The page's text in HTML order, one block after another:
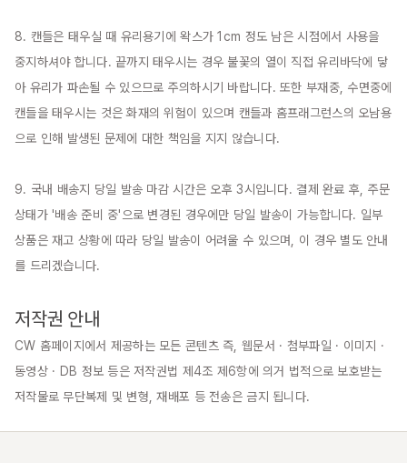
8. 캔들은 태우실 때 유리용기에 왁스가 1cm 정도 남은 시점에서 사용을
중지하셔야 합니다. 끝까지 태우시는 경우 불꽃의 열이 직접 유리바닥에 닿
아 유리가 파손될 수 있으므로 주의하시기 바랍니다. 또한 부재중, 수면중에
캔들을 태우시는 것은 화재의 위험이 있으며 캔들과 홈프래그런스의 오남용
으로 인해 발생된 문제에 대한 책임을 지지 않습니다.
9. 국내 배송지 당일 발송 마감 시간은 오후 3시입니다. 결제 완료 후, 주문
상태가 '배송 준비 중'으로 변경된 경우에만 당일 발송이 가능합니다. 일부
상품은 재고 상황에 따라 당일 발송이 어려울 수 있으며, 이 경우 별도 안내
를 드리겠습니다.
저작권 안내
CW 홈페이지에서 제공하는 모든 콘텐츠 즉, 웹문서 · 첨부파일 · 이미지 ·
동영상 · DB 정보 등은 저작권법 제4조 제6항에 의거 법적으로 보호받는
저작물로 무단복제 및 변형, 재배포 등 전송은 금지 됩니다.